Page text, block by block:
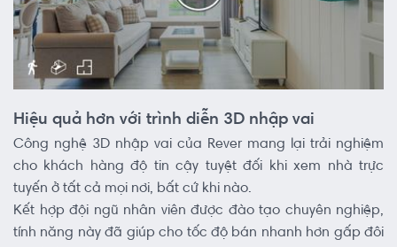
Hiệu quả hơn với trình diễn 3D nhập vai
Công nghệ 3D nhập vai của Rever mang lại trải nghiệm
cho khách hàng độ tin cậy tuyệt đối khi xem nhà trực
tuyến ở tất cả mọi nơi, bất cứ khi nào.
Kết hợp đội ngũ nhân viên được đào tạo chuyên nghiệp,
tính năng này đã giúp cho tốc độ bán nhanh hơn gấp đôi